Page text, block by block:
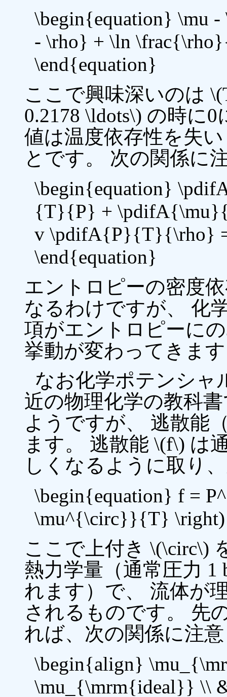
\begin{equation} \mu
- \rho} + \ln
\end{equation}
ここで興味深いのは
0.2178 \ldots\) の時に
値は温度依存性を失
とです。 次の関係に
\begin{equation}
{T}{P} +
v \pdifA{P}{T}{\rho}
\end{equation}
エントロピーの密度
なるわけですが、 化
項がエントロピーに
挙動が変わってきま
なお化学ポテンシャ
近の物理化学の教科
ようですが、 逃散能
ます。 逃散能 \(f\) は
しくなるように取り
\begin{equation} f =
\mu^{\circ}}{T} \right)
ここで上付き \(\circ\)
熱力学量（通常圧力 1
れます）で、 流体が
されるものです。 先
れば、次の関係に注
\begin{align}
\mu_{\mrm{ideal}} \\